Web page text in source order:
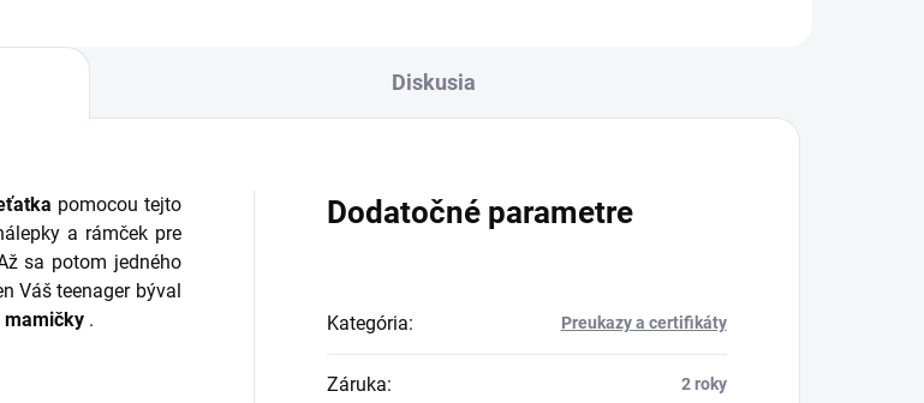
Diskusia
pomocou tejto
a rámček pre
sa potom jedného
Váš teenager býval
mamičky .
Dodatočné parametre
Kategória: Preukazy a certifikáty
Záruka: 2 roky